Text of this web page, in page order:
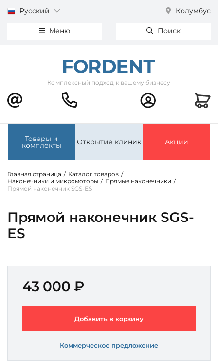
Русский Колумбус
Меню Поиск
Комплексный подход к вашему бизнесу
Товары и
комплекты Открытие клиник Акции
Главная страница / Каталог товаров /
Наконечники и микромоторы / Прямые наконечники /
Прямой наконечник SGS-ES
Прямой наконечник SGS-
ES
43 000 ₽
Добавить в корзину
Коммерческое предложение